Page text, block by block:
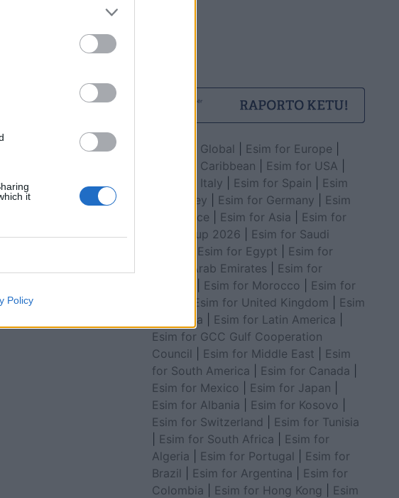
it
Policy
Esim for Global Esim for Europe
Esim for Caribbean
Esim for USA
Esim for Italy
Esim for Spain
Esim
for Turkey
Esim for Germany
Esim
for Greece
Esim for Asia
Esim for
World Cup 2026
Esim for Saudi
Esim for Egypt
Esim for
United Arab Emirates
Esim for
Esim for Morocco
Esim for
Esim for United Kingdom
Esim
for Africa
Esim for Latin America
Esim for GCC Gulf Cooperation
Council
Esim for Middle East
Esim
for South America
Esim for Canada
Esim for Mexico
Esim for Japan
Esim for Albania
Esim for Kosovo
Esim for Switzerland
Esim for Tunisia
Esim for South Africa
Esim for
Algeria
Esim for Portugal
Esim for
Brazil
Esim for Argentina
Esim for
Colombia
Esim for Hong Kong
Esim